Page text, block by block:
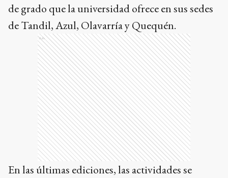
de grado que la universidad ofrece en sus sedes
de Tandil, Azul, Olavarría y Quequén.
Ads
En las últimas ediciones, las actividades se